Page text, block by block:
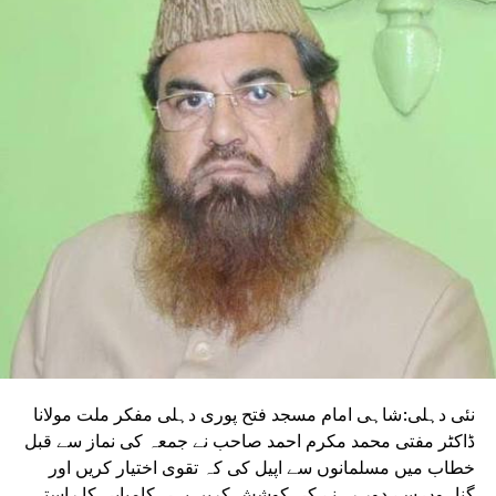
کم از کم درجہ حرارت کے برابر تھا۔ یہ پچھلے دو
سالوں میں ریکارڈ کیا گیا سب سے زیادہ کم سے کم
درجہ حرارت ہے۔
AS THE HEAT IN DELHI INCREASES
ترین ووٹر لسٹ ایک مضبوط جمہوریت کی بنیاد:
DON'T MISS
سلمان حسینی ندویؒ کی رحلت ملتِ اسلامیہ کا عظیم
علمی سانحہ
نئی دہلی:شاہی امام مسجد فتح پوری دہلی مفکر ملت مولانا
ڈاکٹر مفتی محمد مکرم احمد صاحب نے جمعہ کی نماز سے قبل
خطاب میں مسلمانوں سے اپیل کی کہ تقوی اختیار کریں اور